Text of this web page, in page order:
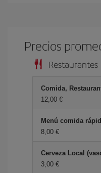
Precios
Restaurantes
Comida,
12,00 €
Menú comida
8,00 €
Cerveza Local
3,00 €